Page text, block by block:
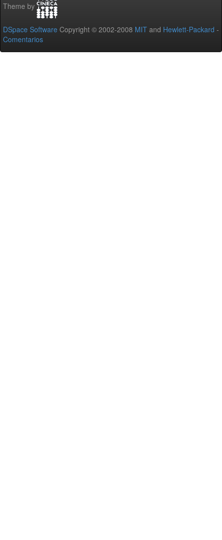
Theme by
DSpace Software Copyright © 2002-2008 MIT and Hewlett-Packard -
Comentarios